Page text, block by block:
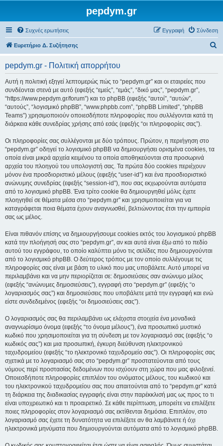
pepdym.gr
Συχνές ερωτήσεις Σύνδεση
Εγγραφή
Ευρετήριο Δ. Συζήτησης
pepdym.gr - Πολιτική απορρήτου
Αυτή η πολιτική εξηγεί λεπτομερώς πώς το “pepdym.gr” και οι εταιρείες που
συνδέονται στενά με αυτό (εφεξής “εμείς”, “εμάς”, “δικό μας”, “pepdym.gr”,
“https://www.pepdym.gr/forum”) και το phpBB (εφεξής “αυτοί”, “αυτών”,
“αυτούς”, “λογισμικό phpBB”, “www.phpbb.com”, “phpBB Limited”, “phpBB
Teams”) χρησιμοποιούν οποιεσδήποτε πληροφορίες που συλλέγονται κατά τη
διάρκεια κάθε συνεδρίας χρήσης από εσάς (εφεξής “οι πληροφορίες σας”).
Οι πληροφορίες σας συλλέγονται με δύο τρόπους. Πρώτον, η περιήγηση στο
“pepdym.gr” οδηγεί το λογισμικό phpBB να δημιουργήσει ορισμένα cookies, τα
οποία είναι μικρά αρχεία κειμένου τα οποία αποθηκεύονται στα προσωρινά
αρχεία του πλοηγού του υπολογιστή σας. Τα πρώτα δύο cookies περιέχουν
μόνον ένα προσδιοριστικό μέλους (εφεξής “user-id”) και ένα προσδιοριστικό
ανώνυμης συνεδρίας (εφεξής “session-id”), που σας εκχωρούνται αυτόματα
από το λογισμικό phpBB. Ένα τρίτο cookie θα δημιουργηθεί μόλις έχετε
πλοηγηθεί σε θέματα μέσα στο “pepdym.gr” και χρησιμοποιείται για να
καταγράφεται ποια θέματα έχουν αναγνωσθεί, βελτιώνοντας έτσι την εμπειρία
σας ως μέλος.
Είναι πιθανόν επίσης να δημιουργήσουμε cookies εκτός του λογισμικού phpBB
κατά την πλοήγησή σας στο “pepdym.gr”, αν και αυτά είναι έξω από το πεδίο
αυτού του εγγράφου, το οποίο καλύπτει μόνο τις σελίδες που δημιουργούνται
από το λογισμικό phpBB. Ο δεύτερος τρόπος με τον οποίο συλλέγουμε τις
πληροφορίες σας είναι με βάση το υλικό που μας υποβάλετε. Αυτό μπορεί να
περιλαμβάνει και να μην περιορίζεται σε: δημοσιεύσεις σαν ανώνυμο μέλος
(εφεξής “ανώνυμες δημοσιεύσεις”), εγγραφή στο “pepdym.gr” (εφεξής “ο
λογαριασμός σας”) και δημοσιεύσεις που υποβάλετε μετά την εγγραφή και ενώ
είστε συνδεδεμένος (εφεξής “οι δημοσιεύσεις σας”).
Ο λογαριασμός σας θα περιλαμβάνει ως ελάχιστα στοιχεία ένα μοναδικά
αναγνωρίσιμο όνομα (εφεξής “το όνομα μέλους”), ένα προσωπικό μυστικό
κωδικό που χρησιμοποιείται για τη σύνδεση με τον λογαριασμό σας (εφεξής “ο
κωδικός σας”) και μια προσωπική, έγκυρη διεύθυνση ηλεκτρονικού
ταχυδρομείου (εφεξής “το ηλεκτρονικό ταχυδρομείο σας”). Οι πληροφορίες σας
σχετικά με το λογαριασμό σας στο “pepdym.gr” προστατεύονται από τους
νόμους περί προστασίας δεδομένων που ισχύουν στη χώρα που μας φιλοξενεί.
Οποιεσδήποτε πληροφορίες επιπλέον του ονόματος μέλους, του κωδικού και
του ηλεκτρονικού ταχυδρομείου σας που απαιτούνται από το “pepdym.gr” κατά
τη διάρκεια της διαδικασίας εγγραφής είναι στην παρέκκλισή μας ως προς το τι
είναι υποχρεωτικό και τι προαιρετικό. Σε κάθε περίπτωση, μπορείτε να επιλέξετε
ποιες πληροφορίες στον λογαριασμό σας εκτίθενται δημόσια. Επιπλέον, στο
λογαριασμό σας έχετε τη δυνατότητα να επιλέξετε αν θα λαμβάνετε ή όχι
ηλεκτρονικά μηνύματα που δημιουργούνται αυτόματα από το λογισμικό phpBB.